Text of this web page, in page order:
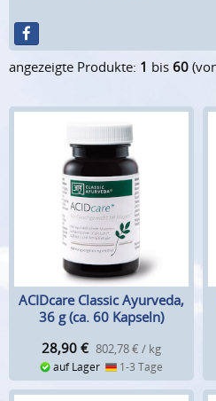
angezeigte Produkte: 1 bis 60
ACIDcare Classic Ayurveda,
36 g (ca. 60 Kapseln)
28,90 € 802,78 € / kg
auf Lager 1-3 Tage